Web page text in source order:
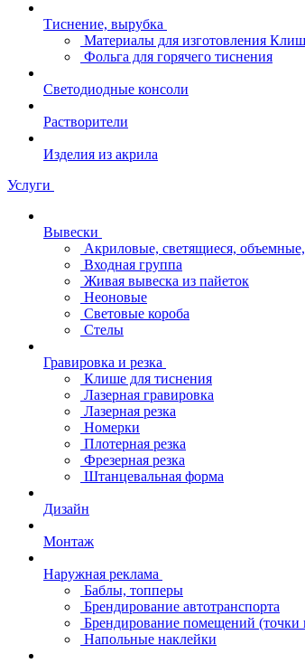
Тиснение, вырубка
Материалы для изготовления
Фольга для горячего тиснения
Светодиодные консоли
Растворители
Изделия из акрила
Услуги
Вывески
Акриловые, светящиеся,
Входная группа
Живая вывеска из пайеток
Неоновые
Световые короба
Стелы
Гравировка и резка
Клише для тиснения
Лазерная гравировка
Лазерная резка
Номерки
Плотерная резка
Фрезерная резка
Штанцевальная форма
Дизайн
Монтаж
Наружная реклама
Баблы, топперы
Брендирование автотранспорта
Брендирование помещений (точки
Напольные наклейки